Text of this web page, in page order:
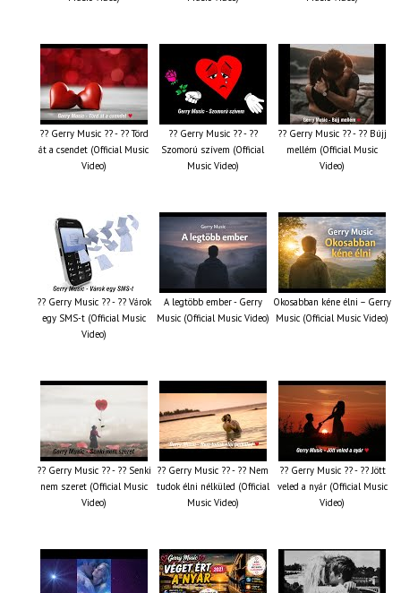
?? Gerry Music ?? - ?? Törd
át a csendet (Official Music
Video)
?? Gerry Music ?? - ??
Szomorú szívem (Official
Music Video)
?? Gerry Music ?? - ?? Bújj
mellém (Official Music
Video)
?? Gerry Music ?? - ?? Várok
egy SMS-t (Official Music
Video)
A legtöbb ember - Gerry
Music (Official Music Video)
Okosabban kéne élni – Gerry
Music (Official Music Video)
?? Gerry Music ?? - ?? Senki
nem szeret (Official Music
Video)
?? Gerry Music ?? - ?? Nem
tudok élni nélküled (Official
Music Video)
?? Gerry Music ?? - ?? Jött
veled a nyár (Official Music
Video)